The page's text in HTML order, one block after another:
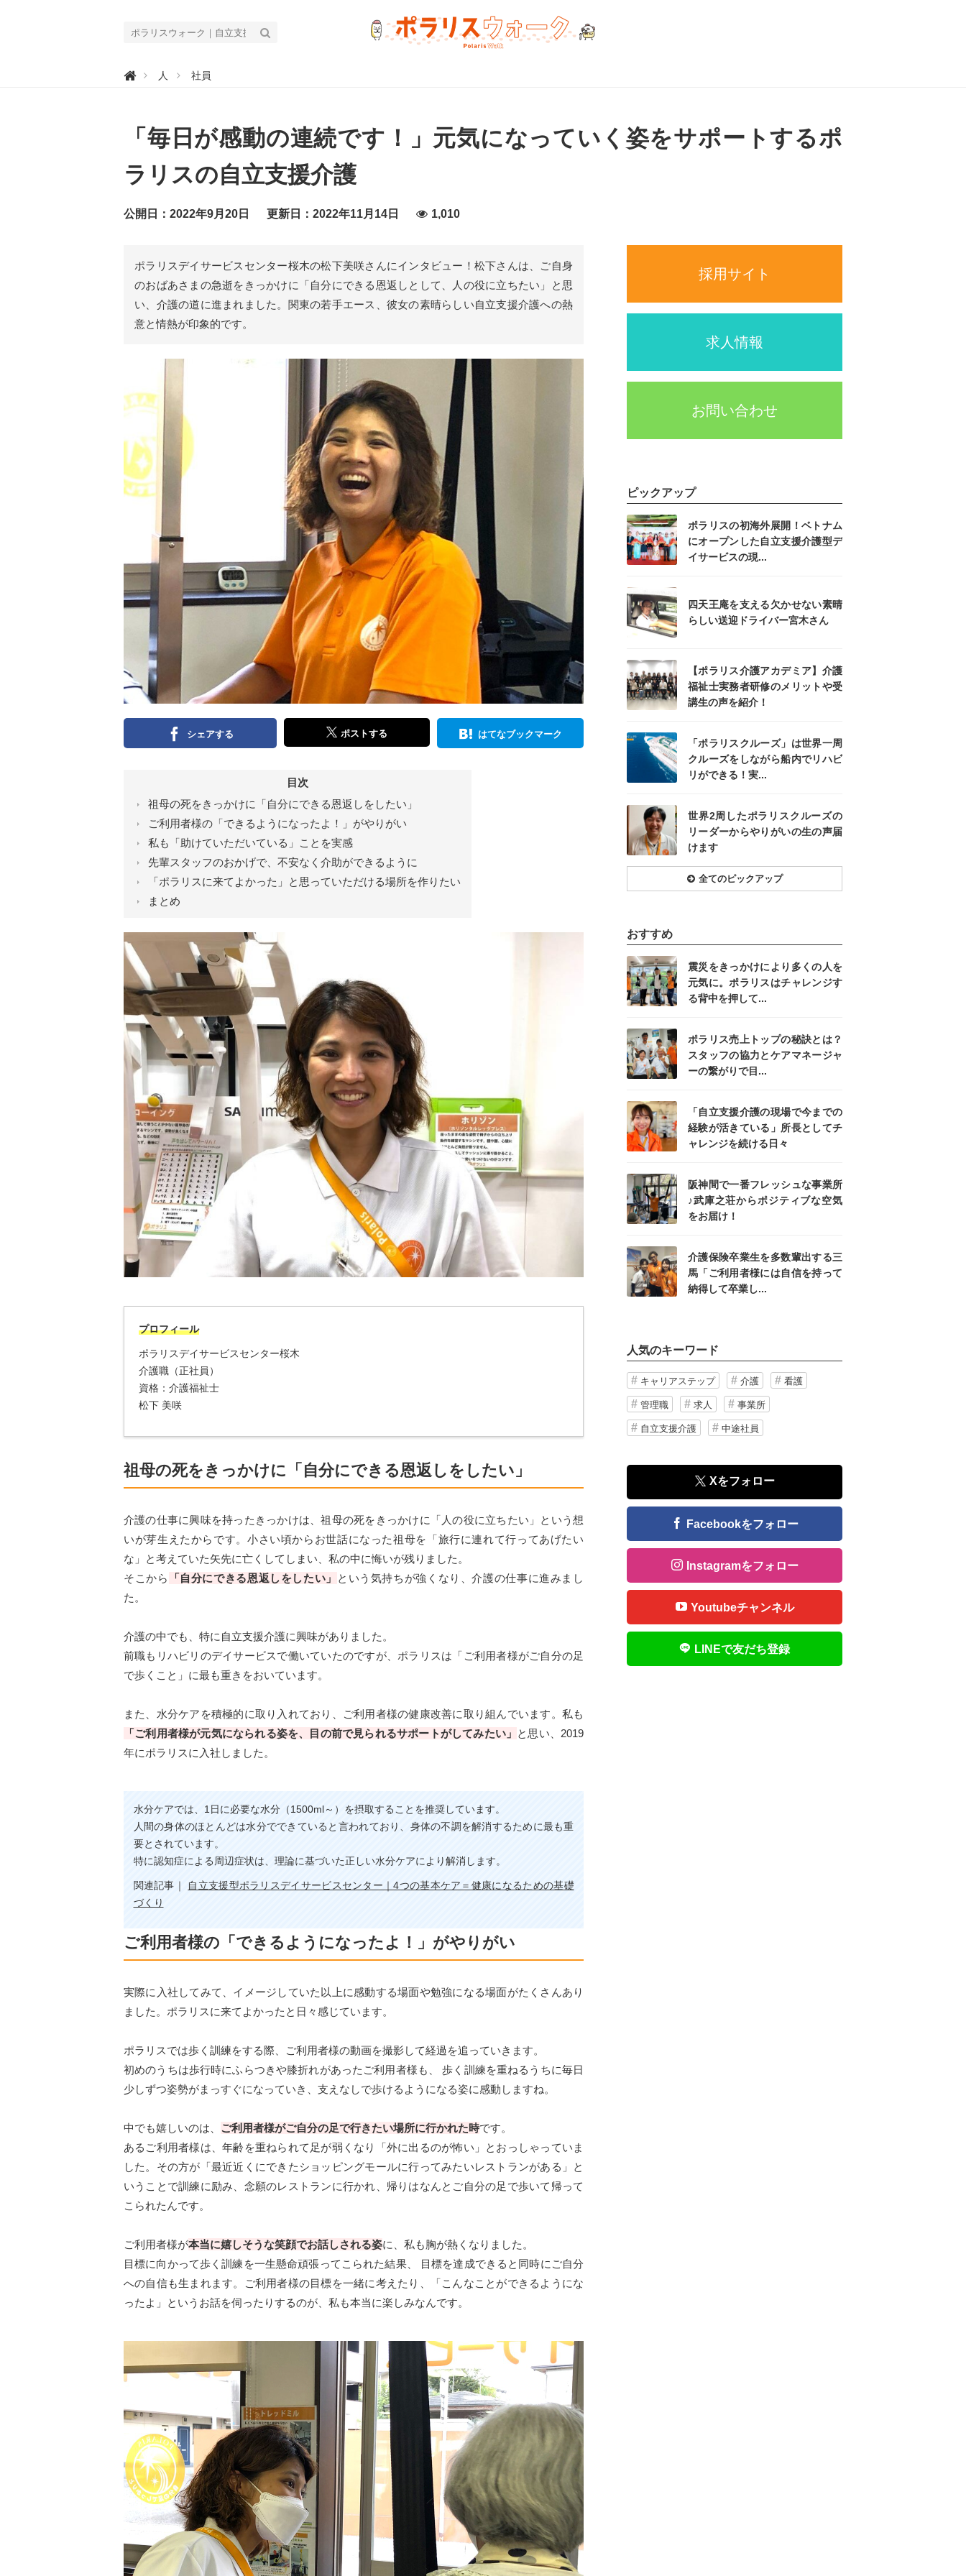
ポ
ォ
自
立
支
介
護
と
く
ひ
と
」
デ
ィ
人 社員
「毎日が感動の連続です！」元気になっていく姿をサポートするポ
ラリスの自立支援介護
公開日：2022年9月20日 更新日：2022年11月14日 1,010
ポラリスデイサービスセンター桜木の松下美咲さんにインタビュー！松下さんは、ご自身
のおばあさまの急逝をきっかけに「自分にできる恩返しとして、人の役に立ちたい」と思
い、介護の道に進まれました。関東の若手エース、彼女の素晴らしい自立支援介護への熱
意と情熱が印象的です。
シェアする ポストする はてなブックマーク
目次
祖母の死をきっかけに「自分にできる恩返しをしたい」
ご利用者様の「できるようになったよ！」がやりがい
私も「助けていただいている」ことを実感
先輩スタッフのおかげで、不安なく介助ができるように
「ポラリスに来てよかった」と思っていただける場所を作りたい
まとめ
プロフィール
ポラリスデイサービスセンター桜木
介護職（正社員）
資格：介護福祉士
松下 美咲
祖母の死をきっかけに「自分にできる恩返しをしたい」
介護の仕事に興味を持ったきっかけは、祖母の死をきっかけに「人の役に立ちたい」という想
いが芽生えたからです。小さい頃からお世話になった祖母を「旅行に連れて行ってあげたい
な」と考えていた矢先に亡くしてしまい、私の中に悔いが残りました。
そこから
「自分にできる恩返しをしたい」
という気持ちが強くなり、介護の仕事に進みまし
た。
介護の中でも、特に自立支援介護に興味がありました。
前職もリハビリのデイサービスで働いていたのですが、ポラリスは「ご利用者様がご自分の足
で歩くこと」に最も重きをおいています。
また、水分ケアを積極的に取り入れており、ご利用者様の健康改善に取り組んでいます。私も
「ご利用者様が元気になられる姿を、目の前で見られるサポートがしてみたい」 と思い、2019
年にポラリスに入社しました。
水分ケアでは、1日に必要な水分（1500ml～）を摂取することを推奨しています。
人間の身体のほとんどは水分でできていると言われており、身体の不調を解消するために最も重
要とされています。
特に認知症による周辺症状は、理論に基づいた正しい水分ケアにより解消します。
関連記事｜
自立支援型ポラリスデイサービスセンター｜4つの基本ケア＝健康になるための基礎
づくり
ご利用者様の「できるようになったよ！」がやりがい
実際に入社してみて、イメージしていた以上に感動する場面や勉強になる場面がたくさんあり
ました。ポラリスに来てよかったと日々感じています。
ポラリスでは歩く訓練をする際、ご利用者様の動画を撮影して経過を追っていきます。
初めのうちは歩行時にふらつきや膝折れがあったご利用者様も、 歩く訓練を重ねるうちに毎日
少しずつ姿勢がまっすぐになっていき、支えなしで歩けるようになる姿に感動しますね。
中でも嬉しいのは、 ご利用者様がご自分の足で行きたい場所に行かれた時です。
あるご利用者様は、年齢を重ねられて足が弱くなり「外に出るのが怖い」とおっしゃっていま
した。その方が「最近近くにできたショッピングモールに行ってみたいレストランがある」と
いうことで訓練に励み、念願のレストランに行かれ、帰りはなんとご自分の足で歩いて帰って
こられたんです。
ご利用者様が本当に嬉しそうな笑顔でお話しされる姿に、私も胸が熱くなりました。
目標に向かって歩く訓練を一生懸命頑張ってこられた結果、 目標を達成できると同時にご自分
への自信も生まれます。ご利用者様の目標を一緒に考えたり、「こんなことができるようにな
ったよ」というお話を伺ったりするのが、私も本当に楽しみなんです。
採用サイト
求人情報
お問い合わせ
ピックアップ
ポラリスの初海外展開！ベトナム
にオープンした自立支援介護型デ
イサービスの現...
記事を読む
四天王庵を支える欠かせない素晴
らしい送迎ドライバー宮木さん
記事を読む
【ポラリス介護アカデミア】介護
福祉士実務者研修のメリットや受
講生の声を紹介！
記事を読む
「ポラリスクルーズ」は世界一周
クルーズをしながら船内でリハビ
リができる！実...
世界2周したポラリスクルーズの
リーダーからやりがいの生の声届
けます
全てのピックアップ
おすすめ
震災をきっかけにより多くの人を
元気に。ポラリスはチャレンジす
る背中を押して...
ポラリス売上トップの秘訣とは？
スタッフの協力とケアマネージャ
ーの繋がりで目...
「自立支援介護の現場で今までの
経験が活きている」所長としてチ
ャレンジを続ける日々
阪神間で一番フレッシュな事業所
♪武庫之荘からポジティブな空気
をお届け！
記事を読む
介護保険卒業生を多数輩出する三
馬「ご利用者様には自信を持って
納得して卒業し...
人気のキーワード
キャリアステップ 介護 看護
管理職 求人 事業所
自立支援介護 中途社員
Xをフォロー
Facebookをフォロー
Instagramをフォロー
Youtubeチャンネル
LINEで友だち登録